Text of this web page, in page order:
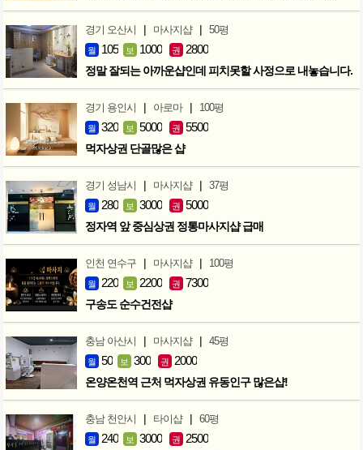
경기 오산시 | 마사지샵 | 50평
월 105 보 1000 권 2800
정말 잘되는 아까운샵인데 피치못할 사정으로 내놓습니다.
경기 용인시 | 아로마 | 100평
월 320 보 5000 권 5500
먹자상권 단골많은 샵
경기 성남시 | 마사지샵 | 37평
월 280 보 3000 권 5000
정자역 앞 중심상권 정통마사지샵 급매
인천 연수구 | 마사지샵 | 100평
월 220 보 2200 권 7300
구송도 순수건전샵
충남 아산시 | 마사지샵 | 45평
월 50 보 300 권 2000
온양온천역 근처 먹자상권 유동인구 많은샵!
충남 천안시 | 타이샵 | 60평
월 240 보 3000 권 2500